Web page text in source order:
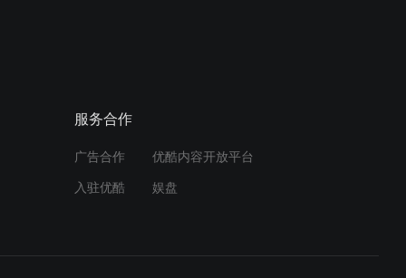
服务合作
广告合作 优酷内容开放平台
入驻优酷 娱盘